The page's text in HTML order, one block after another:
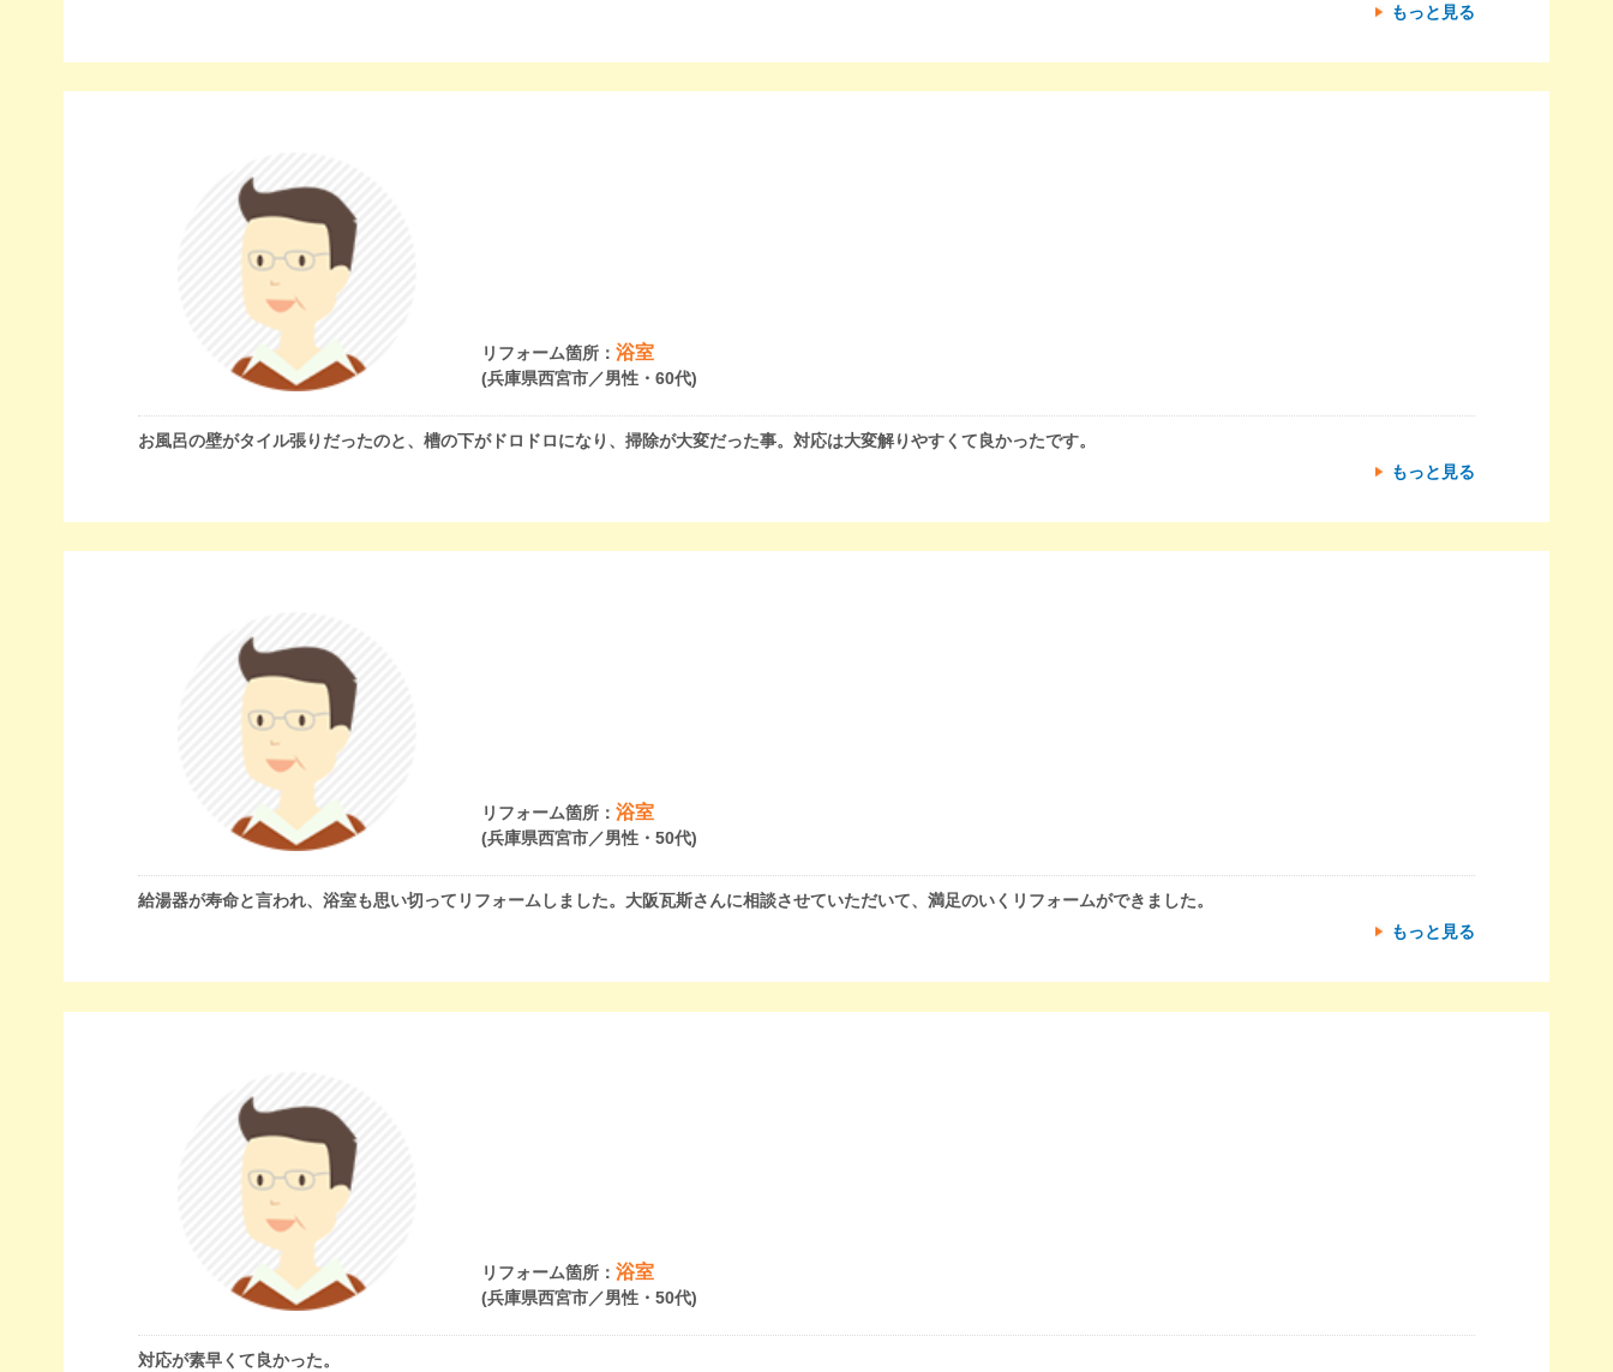
もっと見る
リフォーム箇所：浴室
(兵庫県西宮市／男性・60代)
お風呂の壁がタイル張りだったのと、槽の下がドロドロになり、掃除が大変だった事。対応は大変解りやすくて良かったです。
もっと見る
リフォーム箇所：浴室
(兵庫県西宮市／男性・50代)
給湯器が寿命と言われ、浴室も思い切ってリフォームしました。大阪瓦斯さんに相談させていただいて、満足のいくリフォームができました。
もっと見る
リフォーム箇所：浴室
(兵庫県西宮市／男性・50代)
対応が素早くて良かった。